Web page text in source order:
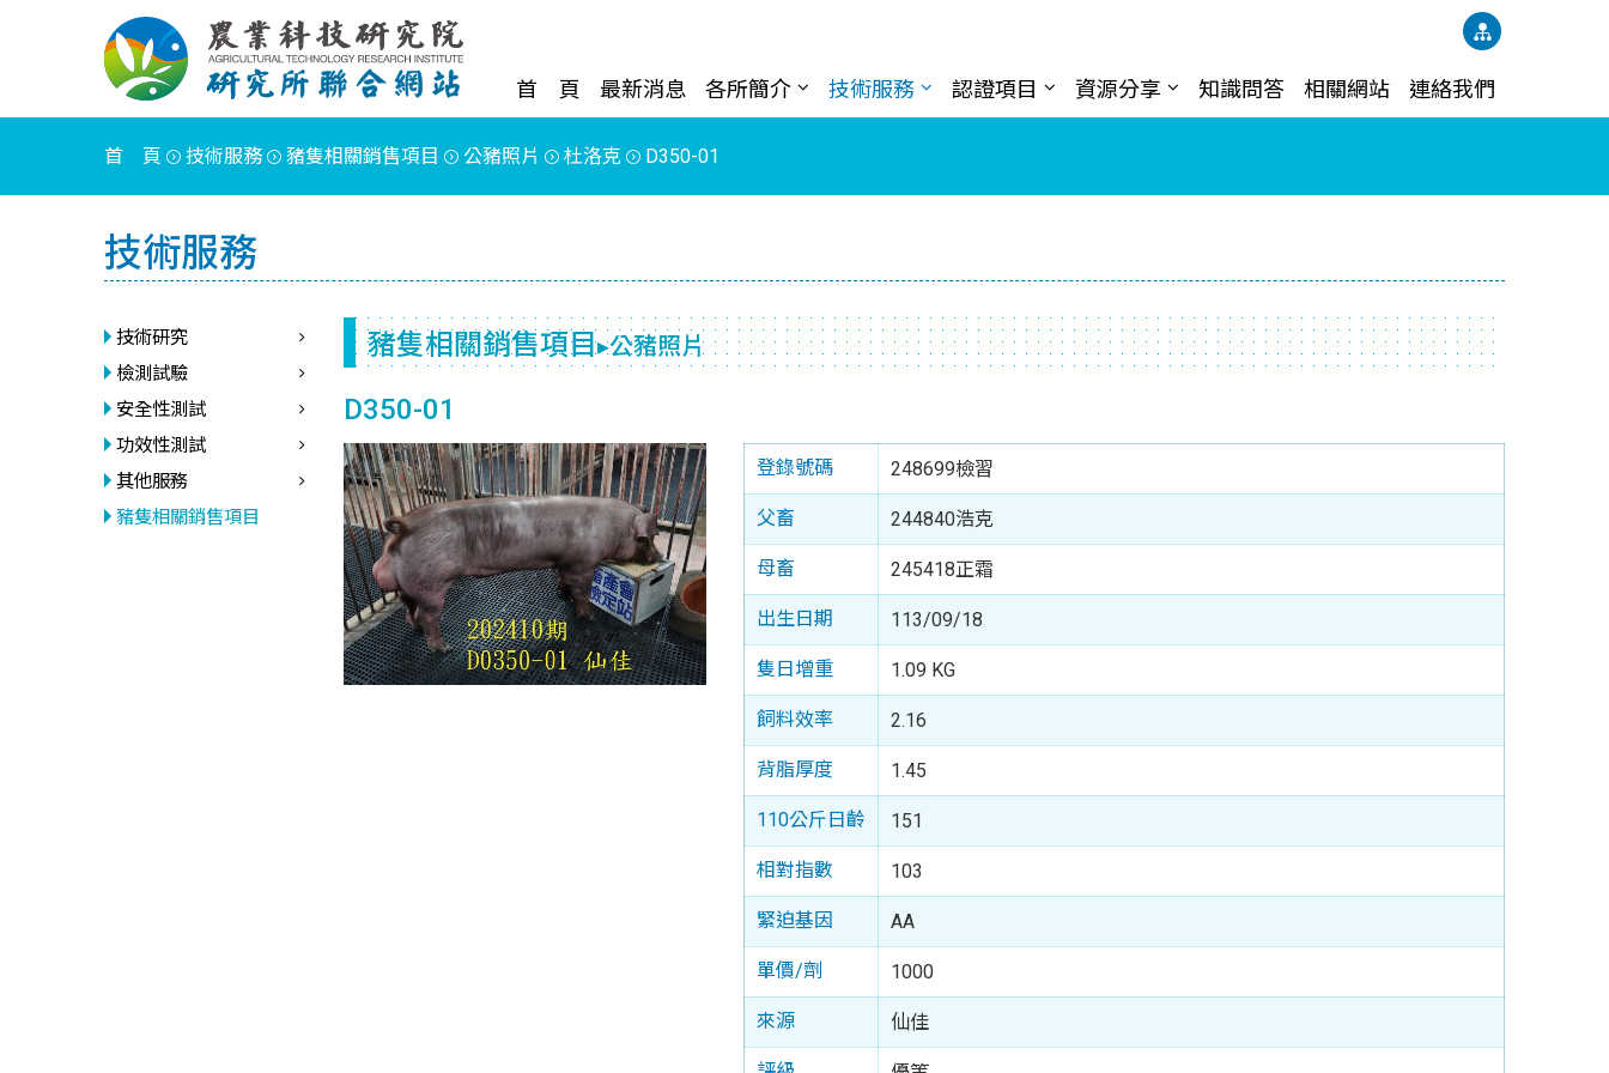
首 頁 最新消息 各所簡介 技術服務 認證項目 資源分享 知識問答 相關網站 連絡我們
首 頁 技術服務 豬隻相關銷售項目 公豬照片 杜洛克 D350-01
技術服務
技術研究
檢測試驗
安全性測試
功效性測試
其他服務
豬隻相關銷售項目
豬隻相關銷售項目▸公豬照片
D350-01
登錄號碼 248699檢習
父畜 244840浩克
母畜 245418正霜
出生日期 113/09/18
隻日增重 1.09 KG
飼料效率 2.16
背脂厚度 1.45
110公斤日齡 151
相對指數 103
緊迫基因 AA
單價/劑 1000
來源 仙佳